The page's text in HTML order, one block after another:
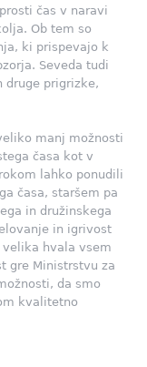
čas v naravi
Ob tem so
ki prispevajo k
Seveda tudi
druge prigrizke,
manj možnosti
časa kot v
lahko ponudili
časa, staršem pa
in družinskega
in igrivost
hvala vsem
gre Ministrstvu za
da smo
kvalitetno